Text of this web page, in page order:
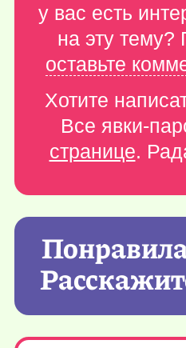
у вас есть
на эту тему?
оставьте
Хотите
Все явки-
странице.